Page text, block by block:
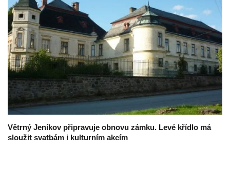
Větrný Jeníkov připravuje obnovu zámku. Levé křídlo má
sloužit svatbám i kulturním akcím